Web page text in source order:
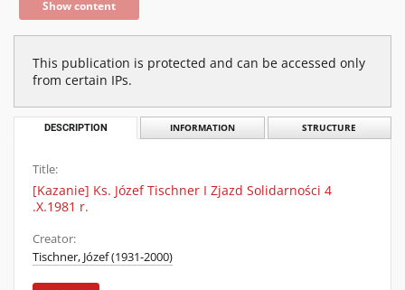
Show content
This publication is protected and can be accessed only
from certain IPs.
DESCRIPTION INFORMATION STRUCTURE
Title:
[Kazanie] Ks. Józef Tischner I Zjazd Solidarności 4
.X.1981 r.
Creator:
Tischner, Józef (1931-2000)